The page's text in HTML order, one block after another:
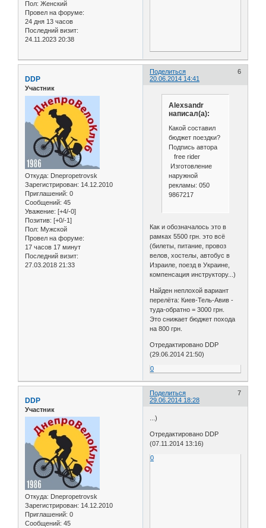
Пол: Женский
Провел на форуме:
24 дня 13 часов
Последний визит:
24.11.2023 20:38
Поделиться
6
20.06.2014 14:41
DDP
Участник
Откуда: Dnepropetrovsk
Зарегистрирован: 14.12.2010
Приглашений: 0
Сообщений: 45
Уважение: [+4/-0]
Позитив: [+0/-1]
Пол: Мужской
Провел на форуме:
17 часов 17 минут
Последний визит:
27.03.2018 21:33
Alexsandr
написал(а):
Какой составил
бюджет поездки?
Подпись автора
free rider
Изготовление
наружной
рекламы: 050
9867217
Как и обозначалось это в
рамках 5500 грн. это всё
(билеты, питание, провоз
велов, хостелы, автобус в
Израиле, поезд в Украине,
компенсация инструктору...)
Найден неплохой вариант
перелёта: Киев-Тель-Авив -
туда-обратно = 3000 грн.
Это снижает бюджет похода
на 800 грн.
Отредактировано DDP
(29.06.2014 21:50)
0
Поделиться
7
29.06.2014 18:28
DDP
Участник
Откуда: Dnepropetrovsk
Зарегистрирован: 14.12.2010
Приглашений: 0
Сообщений: 45
...)
Отредактировано DDP
(07.11.2014 13:16)
0